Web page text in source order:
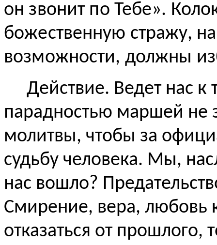
он звонит по Тебе».
божественную стражу,
возможности, должны
Действие. Ведет нас
парадностью маршей не
молитвы, чтобы за
судьбу человека. Мы,
нас вошло?
Смирение, вера,
отказаться от прошлого,